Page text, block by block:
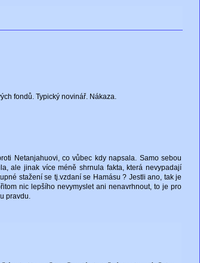
fondů. Typický novinář. Nákaza.
Netanjahuovi, co vůbec kdy napsala. Samo sebou
ale jinak více méně shrnula fakta, která nevypadají
stažení se tj.vzdaní se Hamásu ? Jestli ano, tak je
nic lepšího nevymyslet ani nenavrhnout, to je pro
pravdu.